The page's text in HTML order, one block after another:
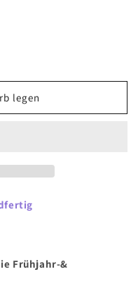
legen
Frühjahr-&